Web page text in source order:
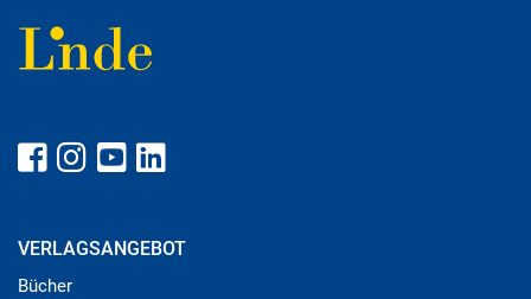
VERLAGSANGEBOT
Bücher